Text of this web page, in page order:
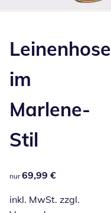
Leinenhose
im
Marlene-
Stil
69,99 €
nur 69,99 €
inkl. MwSt. zzgl.